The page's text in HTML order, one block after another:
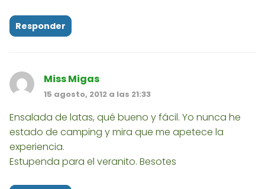
Responder
Miss Migas
15 agosto, 2012 a las 21:33
Ensalada de latas, qué bueno y fácil. Yo nunca he
estado de camping y mira que me apetece la
experiencia.
Estupenda para el veranito. Besotes